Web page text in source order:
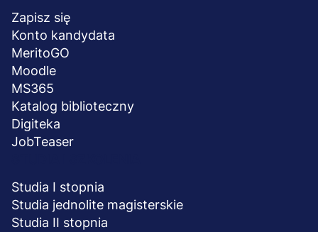
stopka
Zapisz się
Konto kandydata
MeritoGO
Moodle
MS365
Katalog biblioteczny
Digiteka
JobTeaser
Studia I stopnia
Studia jednolite magisterskie
Studia II stopnia